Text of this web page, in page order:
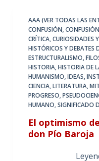
AAA (VER TODAS LAS
CONFUSIÓN,
CRÍTICA,CURIOSIDADES
HISTÓRICOS Y DEBATES
ESTRUCTURALISMO,
HISTORIA,HISTORIA DE
HUMANISMO,IDEAS,
CIENCIA,LITERATURA,
PROGRESO,
HUMANO,SIGNIFICADO
El optimismo
don Pío Baroja
Leyendo